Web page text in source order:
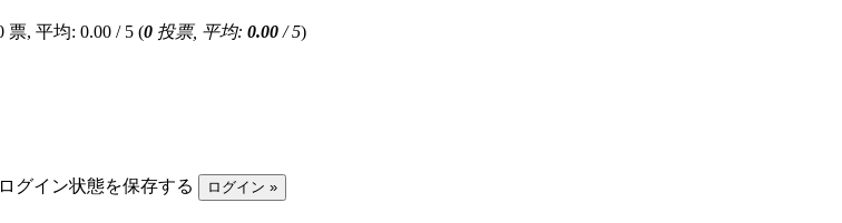
(0 投票, 平均: 0.00 / 5)
ログイン状態を保存する